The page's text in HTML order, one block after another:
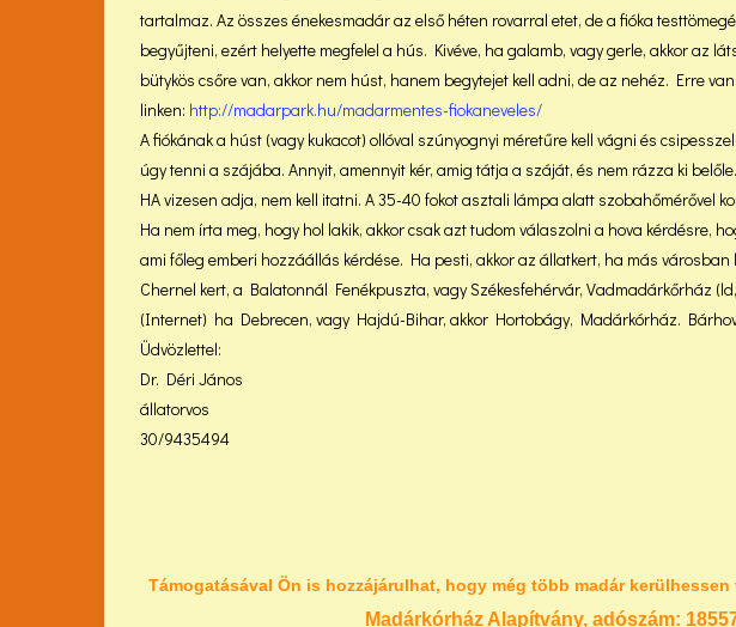
tartalmaz. Az összes énekesmadár az első héten rovarral etet, de a fióka
begyűjteni, ezért helyette megfelel a hús. Kivéve, ha galamb, vagy gerle, akkor az
bütykös csőre van, akkor nem húst, hanem begytejet kell adni, de az nehéz. Erre
linken: http://madarpark.hu/madarmentes-fiokaneveles/
A fiókának a húst (vagy kukacot) ollóval szúnyognyi méretűre kell vágni és
úgy tenni a szájába. Annyit, amennyit kér, amig tátja a száját, és nem rázza ki
HA vizesen adja, nem kell itatni. A 35-40 fokot asztali lámpa alatt szobahőmérővel
Ha nem írta meg, hogy hol lakik, akkor csak azt tudom válaszolni a hova kérdésre,
ami főleg emberi hozzáállás kérdése. Ha pesti, akkor az állatkert, ha más
Chernel kert, a Balatonnál Fenékpuszta, vagy Székesfehérvár, Vadmadárkőrház
(Internet) ha Debrecen, vagy Hajdú-Bihar, akkor Hortobágy, Madárkórház.
Üdvözlettel:
Dr. Déri János
állatorvos
30/9435494
Támogatásával Ön is hozzájárulhat, hogy még több madár
Madárkórház Alapítvány, adószám: